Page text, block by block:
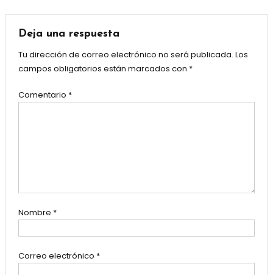
Deja una respuesta
Tu dirección de correo electrónico no será publicada. Los
campos obligatorios están marcados con *
Comentario *
Nombre *
Correo electrónico *